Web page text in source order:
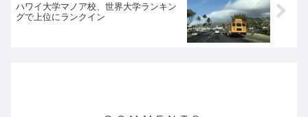
ハワイ大学マノア校、世界大学ランキン
グで上位にランクイン